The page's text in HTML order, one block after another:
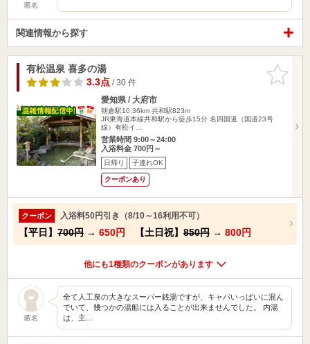
匿名
関連情報から探す
お気に入
りに追加
有松温泉 喜多の湯
3.3点/ 30 件
愛知県 / 大府市
朝倉駅10.36km 共和駅823m
JR東海道本線共和駅から徒歩15分 名四国道（国道23号
線）有松イ…
営業時間 9:00～24:00
入浴料金 700円～
日帰り 子連れOK
クーポンあり
クーポン 入浴料50円引き（8/10～16利用不可）
【平日】 700円 → 650円 【土日祝】 850円 → 800円
他にも1種類のクーポンがあります
匿名
全て人工泉の大きなスーパー銭湯ですが、キャパいっぱいに混ん
でいて、幾つかの湯船には入ることが出来ませんでした。 内湯
は、主…